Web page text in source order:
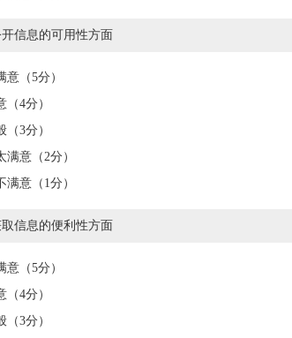
信息的可用性方面
意（5分）
（4分）
（3分）
满意（2分）
满意（1分）
信息的便利性方面
意（5分）
（4分）
（3分）